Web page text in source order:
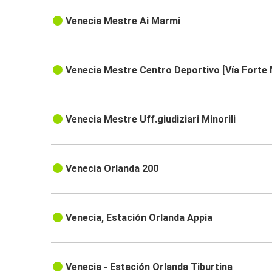
Venecia Mestre Ai Marmi
Venecia Mestre Centro Deportivo [Vía Forte
Venecia Mestre Uff.giudiziari Minorili
Venecia Orlanda 200
Venecia, Estación Orlanda Appia
Venecia - Estación Orlanda Tiburtina